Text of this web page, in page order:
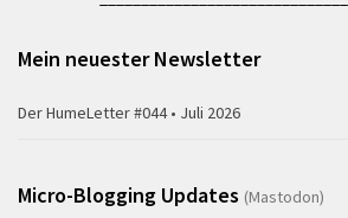
Mein neuester Newsletter
Der HumeLetter #044 • Juli 2026
Micro-Blogging Updates (Mastodon)